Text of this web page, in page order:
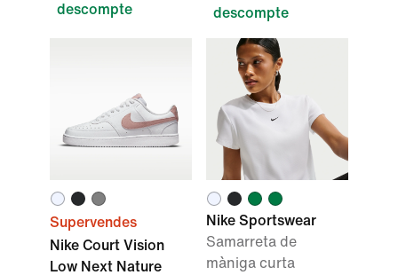
descompte
descompte
Supervendes
Nike Court Vision
Low Next Nature
Nike Sportswear
Samarreta de
màniga curta